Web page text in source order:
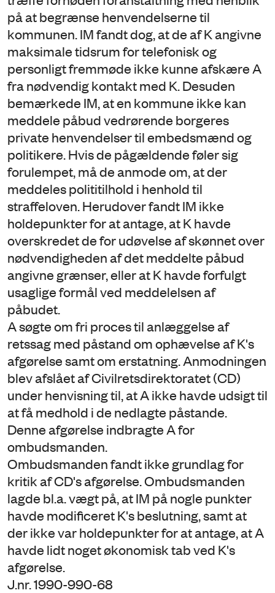
på at begrænse henvendelserne til
kommunen. IM fandt dog, at de af K angivne
maksimale tidsrum for telefonisk og
personligt fremmøde ikke kunne afskære A
fra nødvendig kontakt med K. Desuden
bemærkede IM, at en kommune ikke kan
meddele påbud vedrørende borgeres
private henvendelser til embedsmænd og
politikere. Hvis de pågældende føler sig
forulempet, må de anmode om, at der
meddeles polititilhold i henhold til
straffeloven. Herudover fandt IM ikke
holdepunkter for at antage, at K havde
overskredet de for udøvelse af skønnet over
nødvendigheden af det meddelte påbud
angivne grænser, eller at K havde forfulgt
usaglige formål ved meddelelsen af
påbudet.
A søgte om fri proces til anlæggelse af
retssag med påstand om ophævelse af K's
afgørelse samt om erstatning. Anmodningen
blev afslået af Civilretsdirektoratet (CD)
under henvisning til, at A ikke havde udsigt til
at få medhold i de nedlagte påstande.
Denne afgørelse indbragte A for
ombudsmanden.
Ombudsmanden fandt ikke grundlag for
kritik af CD's afgørelse. Ombudsmanden
lagde bl.a. vægt på, at IM på nogle punkter
havde modificeret K's beslutning, samt at
der ikke var holdepunkter for at antage, at A
havde lidt noget økonomisk tab ved K's
afgørelse.
J.nr. 1990-990-68